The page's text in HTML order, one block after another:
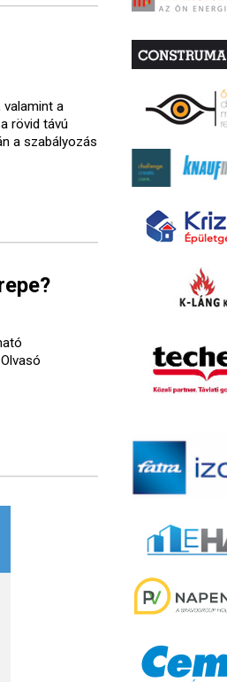
valamint a
rövid távú
a szabályozás